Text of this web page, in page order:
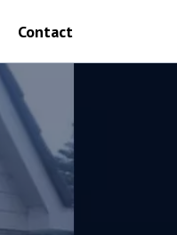
Contact